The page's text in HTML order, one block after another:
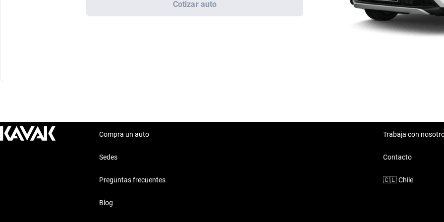
Cotizar auto
Compra un auto
Sedes
Preguntas frecuentes
Blog
Trabaja con
Contacto
🇨🇱Chile